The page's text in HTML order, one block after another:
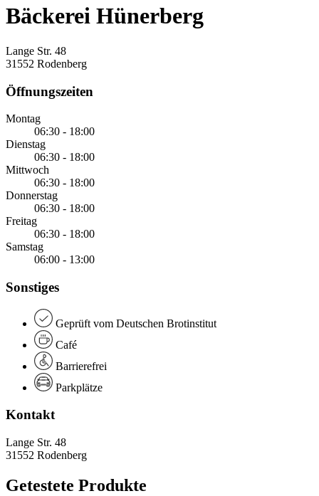
Bäckerei Hünerberg
Lange Str. 48
31552 Rodenberg
Öffnungszeiten
Montag
06:30 - 18:00
Dienstag
06:30 - 18:00
Mittwoch
06:30 - 18:00
Donnerstag
06:30 - 18:00
Freitag
06:30 - 18:00
Samstag
06:00 - 13:00
Sonstiges
Geprüft vom Deutschen Brotinstitut
Café
Barrierefrei
Parkplätze
Kontakt
Lange Str. 48
31552 Rodenberg
Getestete Produkte